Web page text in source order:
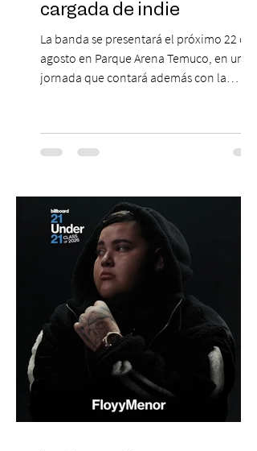
cargada de indie
La banda se presentará el próximo 22 de
agosto en Parque Arena Temuco, en una
jornada que contará además con la
agosto, el Parque Arena Temuco será
escenario de una noche dedicada al indie
banda que llegará a la capital de La
Araucanía para ofrecer un show cargado
de energía, guitarras y canciones que han
marcado su breve pero exitosa trayectoria.